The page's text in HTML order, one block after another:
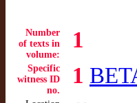
Number
of texts in
volume:
1
Specific
witness ID
no.
1